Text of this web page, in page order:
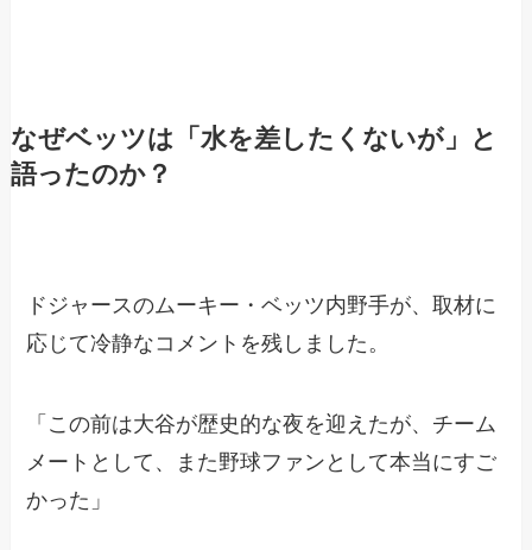
なぜベッツは「水を差したくないが」と
語ったのか？
ドジャースのムーキー・ベッツ内野手が、取材に
応じて冷静なコメントを残しました。
「この前は大谷が歴史的な夜を迎えたが、チーム
メートとして、また野球ファンとして本当にすご
かった」